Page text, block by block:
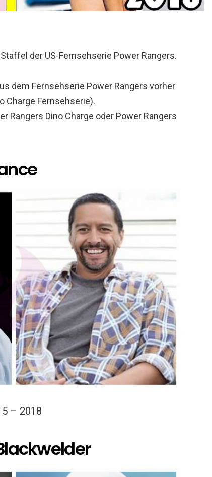
der US-Fernsehserie Power Rangers.
dem Fernsehserie Power Rangers vorher
Charge Fernsehserie).
Rangers Dino Charge oder Power Rangers
– 2018